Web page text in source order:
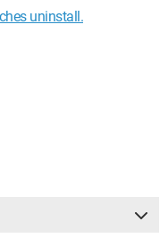
uninstall.